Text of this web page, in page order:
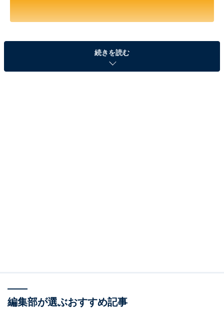
※以下のセール情報は2025年6月23日17時45分現在のも
のです。値段の変更、売り切れの場合もあります。
続きを読む
編集部が選ぶおすすめ記事